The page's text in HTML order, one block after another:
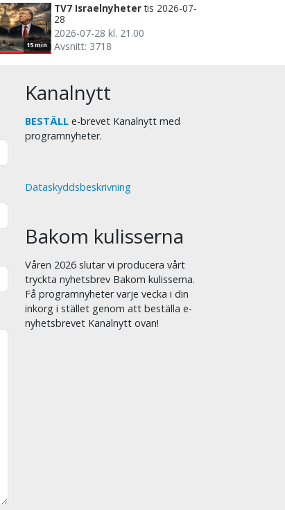
15 min
TV7 Israelnyheter tis 2026-07-
28
2026-07-28 kl. 21.00
Avsnitt: 3718
Kanalnytt
BESTÄLL e-brevet Kanalnytt med
programnyheter.
Dataskyddsbeskrivning
Bakom kulisserna
Våren 2026 slutar vi producera vårt
tryckta nyhetsbrev Bakom kulisserna.
Få programnyheter varje vecka i din
inkorg i stället genom att beställa e-
nyhetsbrevet Kanalnytt ovan!